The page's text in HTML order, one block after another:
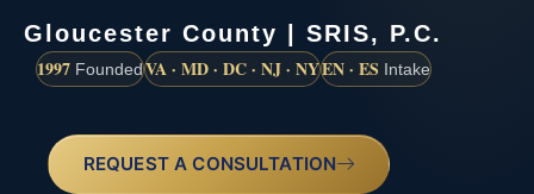
Gloucester County | SRIS, P.C.
1997 FoundedVA · MD · DC · NJ · NYEN · ES Intake
REQUEST A CONSULTATION